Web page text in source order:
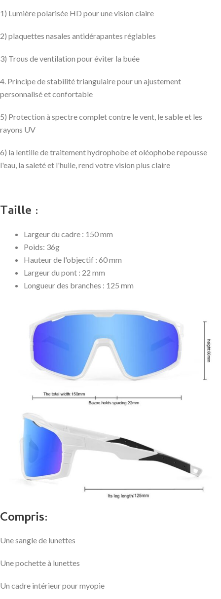
1) Lumière polarisée HD pour une vision claire
2) plaquettes nasales antidérapantes réglables
3) Trous de ventilation pour éviter la buée
4. Principe de stabilité triangulaire pour un ajustement
personnalisé et confortable
5) Protection à spectre complet contre le vent, le sable et les
rayons UV
6) la lentille de traitement hydrophobe et oléophobe repousse
l'eau, la saleté et l'huile, rend votre vision plus claire
Taille :
Largeur du cadre : 150 mm
Poids: 36g
Hauteur de l'objectif : 60 mm
Largeur du pont : 22 mm
Longueur des branches : 125 mm
Compris:
Une sangle de lunettes
Une pochette à lunettes
Un cadre intérieur pour myopie